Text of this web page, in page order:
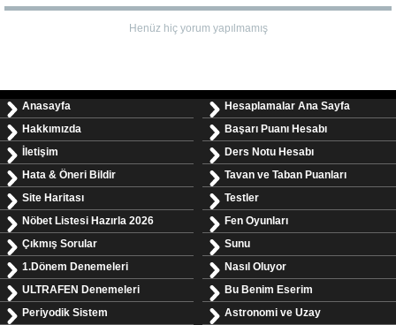
Henüz hiç yorum yapılmamış
Anasayfa
Hakkımızda
İletişim
Hata & Öneri Bildir
Site Haritası
Nöbet Listesi Hazırla 2026
Çıkmış Sorular
1.Dönem Denemeleri
ULTRAFEN Denemeleri
Periyodik Sistem
Hesaplamalar Ana Sayfa
Başarı Puanı Hesabı
Ders Notu Hesabı
Tavan ve Taban Puanları
Testler
Fen Oyunları
Sunu
Nasıl Oluyor
Bu Benim Eserim
Astronomi ve Uzay